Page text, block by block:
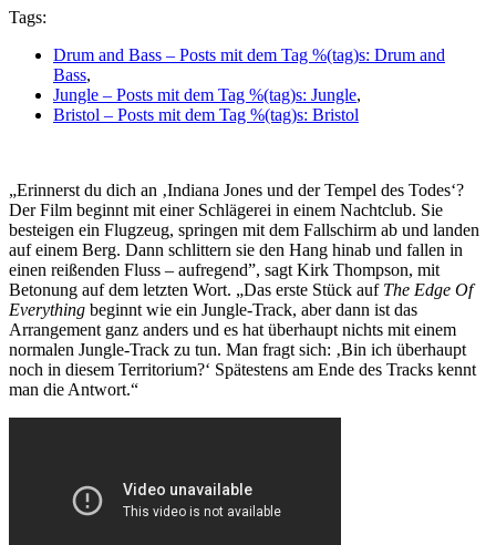
Tags:
Drum and Bass – Posts mit dem Tag %(tag)s: Drum and
Bass,
Jungle – Posts mit dem Tag %(tag)s: Jungle,
Bristol – Posts mit dem Tag %(tag)s: Bristol
„Erinnerst du dich an ‚Indiana Jones und der Tempel des Todes‘?
Der Film beginnt mit einer Schlägerei in einem Nachtclub. Sie
besteigen ein Flugzeug, springen mit dem Fallschirm ab und landen
auf einem Berg. Dann schlittern sie den Hang hinab und fallen in
einen reißenden Fluss – aufregend”, sagt Kirk Thompson, mit
Betonung auf dem letzten Wort. „Das erste Stück auf The Edge Of
Everything beginnt wie ein Jungle-Track, aber dann ist das
Arrangement ganz anders und es hat überhaupt nichts mit einem
normalen Jungle-Track zu tun. Man fragt sich: ‚Bin ich überhaupt
noch in diesem Territorium?‘ Spätestens am Ende des Tracks kennt
man die Antwort.“